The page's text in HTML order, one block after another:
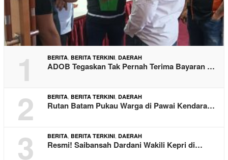
1 BERITA BERITA TERKINI DAERAH
ADOB Tegaskan Tak Pernah Terima Bayaran …
2 BERITA BERITA TERKINI DAERAH
Rutan Batam Pukau Warga di Pawai Kendara…
3 BERITA BERITA TERKINI DAERAH
Resmi! Saibansah Dardani Wakili Kepri di…